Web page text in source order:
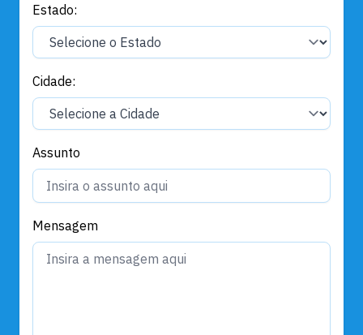
Estado:
Cidade:
Assunto
Mensagem